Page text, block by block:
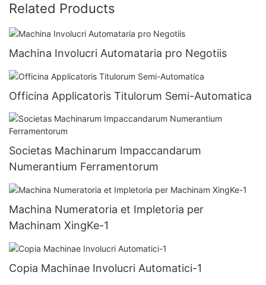
Related Products
Machina Involucri Automataria pro Negotiis
Officina Applicatoris Titulorum Semi-Automatica
Societas Machinarum Impaccandarum
Numerantium Ferramentorum
Machina Numeratoria et Impletoria per
Machinam XingKe-1
Copia Machinae Involucri Automatici-1